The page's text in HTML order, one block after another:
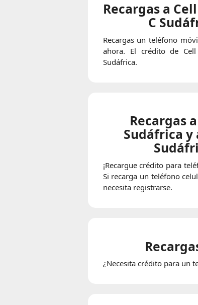
Recargas a
C
Recargas un teléfono
ahora. El crédito de
Sudáfrica.
Recargas
Sudáfrica y
¡Recargue crédito para
Si recarga un teléfono
necesita registrarse.
¿Necesita crédito para un